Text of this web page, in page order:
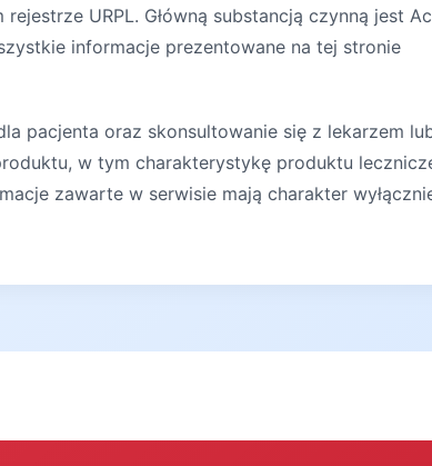
URPL. Główną substancją czynną jest
informacje prezentowane na tej stronie
pacjenta oraz skonsultowanie się z lekarzem
w tym charakterystykę produktu
zawarte w serwisie mają charakter